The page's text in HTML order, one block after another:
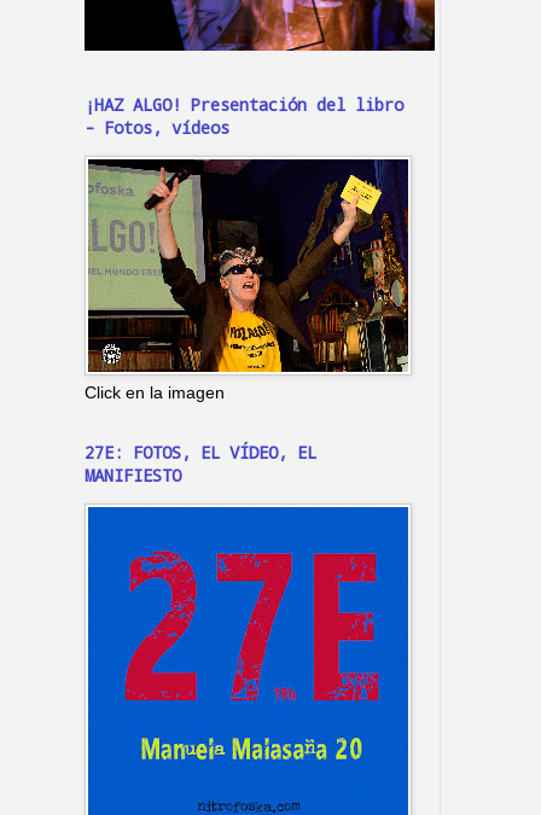
¡HAZ ALGO! Presentación del libro
- Fotos, vídeos
Click en la imagen
27E: FOTOS, EL VÍDEO, EL
MANIFIESTO